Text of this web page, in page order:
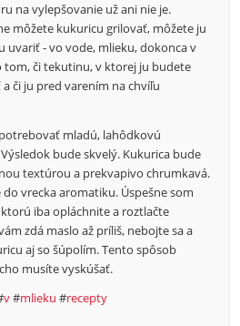
na vylepšovanie už ani nie je.
môžete kukuricu grilovať, môžete ju
uvariť - vo vode, mlieku, dokonca v
tom, či tekutinu, v ktorej ju budete
či ju pred varením na chvíľu
mladú, lahôdkovú
bude skvelý. Kukurica bude
textúrou a prekvapivo chrumkavá.
vrecka aromatiku. Úspešne som
iba opláchnite a roztlačte
zdá maslo až príliš, nebojte sa a
aj so šúpolím. Tento spôsob
musíte vyskúšať.
v#mlieku #recepty